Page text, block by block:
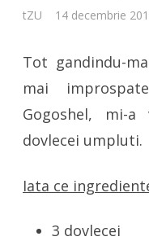
tZU 14 decembrie
Tot gandindu-
mai
Gogoshel, mi-
dovlecei umpluti.
Iata ce
3 dovlecei